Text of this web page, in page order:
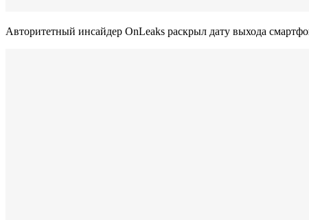
Авторитетный инсайдер OnLeaks раскрыл дату выхода